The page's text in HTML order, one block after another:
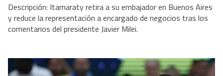
Descripción: Itamaraty retira a su embajador en Buenos Aires
y reduce la representación a encargado de negocios tras los
comentarios del presidente Javier Milei.